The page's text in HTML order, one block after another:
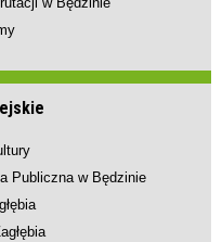
Publiczna w Będzinie